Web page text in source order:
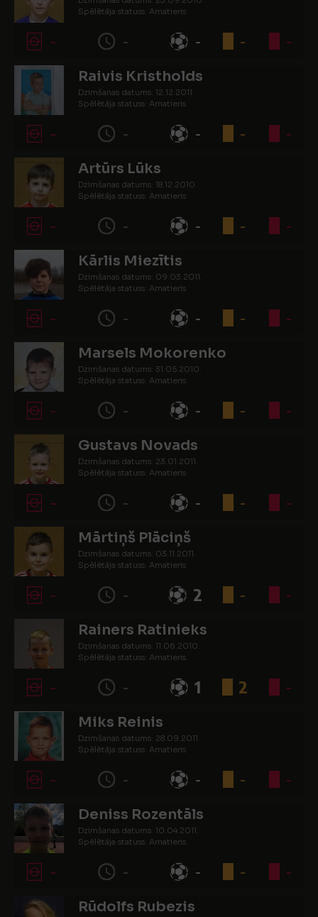
Spēlētāja statuss: Amatieris
- - - - -
Raivis Kristholds
Dzimšanas datums: 12.12.2011.
Spēlētāja statuss: Amatieris
- - - - -
Artūrs Lūks
Dzimšanas datums: 18.12.2010.
Spēlētāja statuss: Amatieris
- - - - -
Kārlis Miezītis
Dzimšanas datums: 09.03.2011.
Spēlētāja statuss: Amatieris
- - - - -
Marsels Mokorenko
Dzimšanas datums: 31.05.2010.
Spēlētāja statuss: Amatieris
- - - - -
Gustavs Novads
Dzimšanas datums: 23.01.2011.
Spēlētāja statuss: Amatieris
- - - - -
Mārtiņš Plāciņš
Dzimšanas datums: 03.11.2011.
Spēlētāja statuss: Amatieris
- - 2 - -
Rainers Ratinieks
Dzimšanas datums: 11.06.2010.
Spēlētāja statuss: Amatieris
- - 1 2 -
Miks Reinis
Dzimšanas datums: 28.09.2011.
Spēlētāja statuss: Amatieris
- - - - -
Deniss Rozentāls
Dzimšanas datums: 10.04.2011.
Spēlētāja statuss: Amatieris
- - - - -
Rūdolfs Rubezis